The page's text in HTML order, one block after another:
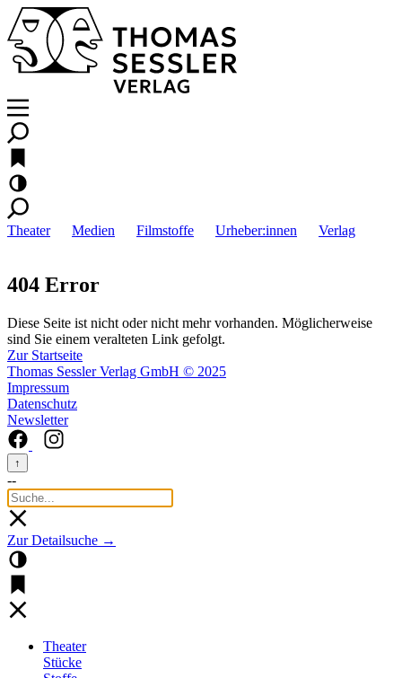
Theater Medien Filmstoffe Urheber:innen Verlag
404 Error
Diese Seite ist nicht oder nicht mehr vorhanden. Möglicherweise
sind Sie einem veralteten Link gefolgt.
Zur Startseite
Thomas Sessler Verlag GmbH © 2025
Impressum
Datenschutz
Newsletter
↑
--
Zur Detailsuche →
Theater
Stücke